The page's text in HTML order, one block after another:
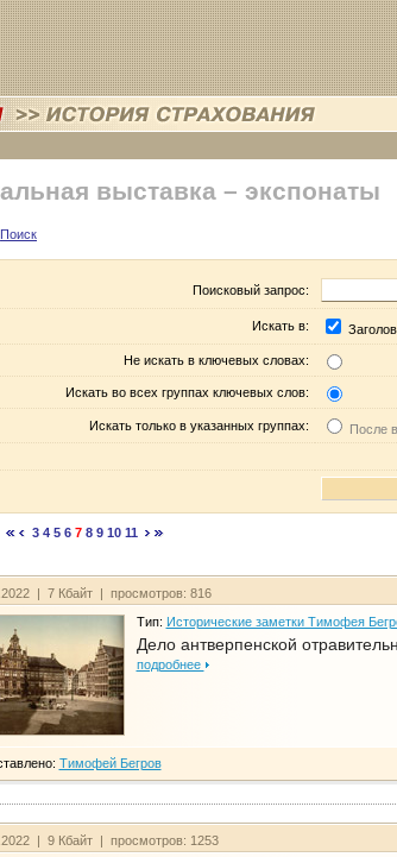
выставка – экспонаты
Поиск
Поисковый запрос:
Искать в:
Не искать в ключевых словах:
Искать во всех группах ключевых слов:
Искать только в указанных группах: После
3 4 5 6 7 8 9 10 11
| 7 Кбайт | просмотров: 816
Тип: Исторические заметки Тимофея
Дело антверпенской
подробнее
Тимофей Бегров
| 9 Кбайт | просмотров: 1253